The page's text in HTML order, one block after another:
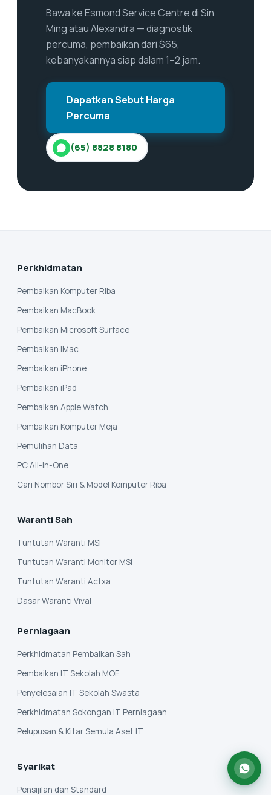
Bawa ke Esmond Service Centre di Sin
Ming atau Alexandra — diagnostik
percuma, pembaikan dari $65,
kebanyakannya siap dalam 1–2 jam.
Dapatkan Sebut Harga
Percuma
(65) 8828 8180
Perkhidmatan
Pembaikan Komputer Riba
Pembaikan MacBook
Pembaikan Microsoft Surface
Pembaikan iMac
Pembaikan iPhone
Pembaikan iPad
Pembaikan Apple Watch
Pembaikan Komputer Meja
Pemulihan Data
PC All-in-One
Cari Nombor Siri & Model Komputer Riba
Waranti Sah
Tuntutan Waranti MSI
Tuntutan Waranti Monitor MSI
Tuntutan Waranti Actxa
Dasar Waranti Vival
Perniagaan
Perkhidmatan Pembaikan Sah
Pembaikan IT Sekolah MOE
Penyelesaian IT Sekolah Swasta
Perkhidmatan Sokongan IT Perniagaan
Pelupusan & Kitar Semula Aset IT
Syarikat
Pensijilan dan Standard